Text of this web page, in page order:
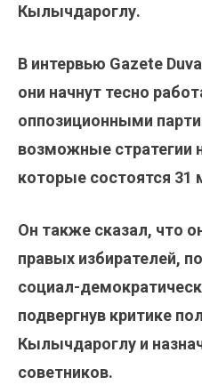
Кылычдароглу.
В интервью Gazete
они начнут тесно
оппозиционными
возможные стратегии
которые состоятся 31
Он также сказал, что
правых избирателей,
социал-
подвергнув критике
Кылычдароглу и
советников.